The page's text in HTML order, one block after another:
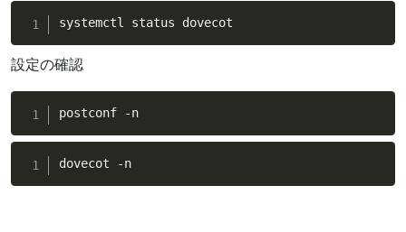
systemctl status dovecot
設定の確認
postconf -n
dovecot -n